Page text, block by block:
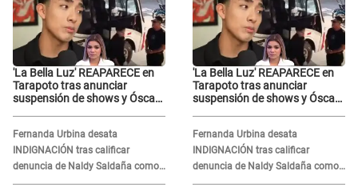
'La Bella Luz' REAPARECE en
Tarapoto tras anunciar
suspensión de shows y Óscar
Fernanda Urbina desata
INDIGNACIÓN tras calificar
denuncia de Naldy Saldaña como
'acto bochornoso': "No es justo
'La Bella Luz' REAPARECE en
Tarapoto tras anunciar
suspensión de shows y Óscar
Fernanda Urbina desata
INDIGNACIÓN tras calificar
denuncia de Naldy Saldaña como
'acto bochornoso': "No es justo